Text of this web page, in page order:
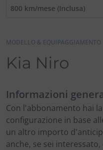
800 km/mese (Inclusa)
MODELLO & EQUIPAGGIAMENTO
Kia Niro
Informazioni
Con l'abbonamento hai
configurazione in base
un altro importo
anche, se sei